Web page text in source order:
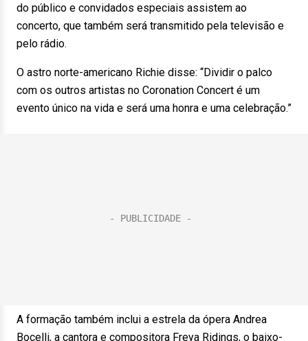
do público e convidados especiais assistem ao
concerto, que também será transmitido pela televisão e
pelo rádio.
O astro norte-americano Richie disse: “Dividir o palco
com os outros artistas no Coronation Concert é um
evento único na vida e será uma honra e uma celebração.”
A formação também inclui a estrela da ópera Andrea
Bocelli, a cantora e compositora Freya Ridings, o baixo-